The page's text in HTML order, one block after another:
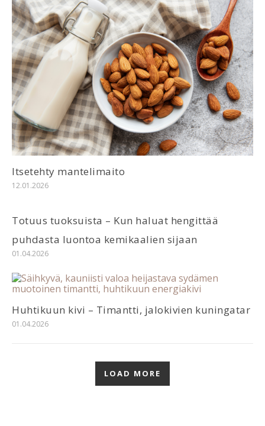
Itsetehty mantelimaito
12.01.2026
Totuus tuoksuista – Kun haluat hengittää
puhdasta luontoa kemikaalien sijaan
01.04.2026
Huhtikuun kivi – Timantti, jalokivien kuningatar
01.04.2026
LOAD MORE